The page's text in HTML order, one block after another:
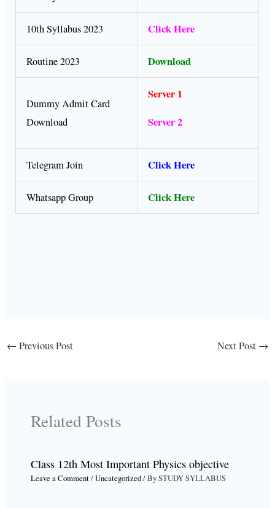
10th Syllabus 2023 Click Here
Routine 2023 Download
Dummy Admit Card
Download
Server 1
Server 2
Telegram Join Click Here
Whatsapp Group Click Here
← Previous Post Next Post →
Related Posts
Class 12th Most Important Physics objective
Leave a Comment/Uncategorized/ BySTUDY SYLLABUS